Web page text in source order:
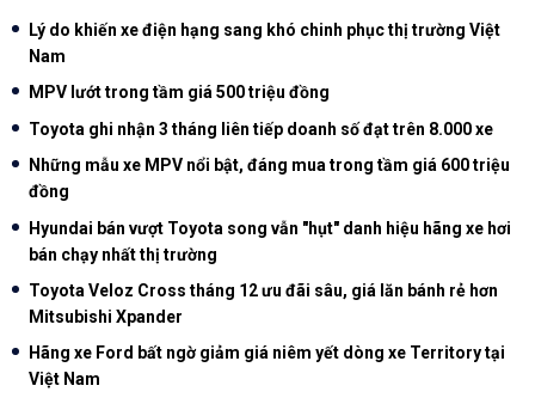
Lý do khiến xe điện hạng sang khó chinh phục thị trường Việt
Nam
MPV lướt trong tầm giá 500 triệu đồng
Toyota ghi nhận 3 tháng liên tiếp doanh số đạt trên 8.000 xe
Những mẫu xe MPV nổi bật, đáng mua trong tầm giá 600 triệu
đồng
Hyundai bán vượt Toyota song vẫn "hụt" danh hiệu hãng xe hơi
bán chạy nhất thị trường
Toyota Veloz Cross tháng 12 ưu đãi sâu, giá lăn bánh rẻ hơn
Mitsubishi Xpander
Hãng xe Ford bất ngờ giảm giá niêm yết dòng xe Territory tại
Việt Nam